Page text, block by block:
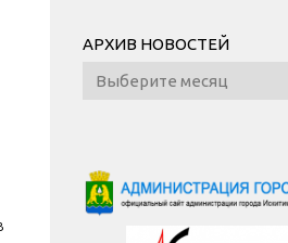
АРХИВ НОВОСТЕЙ
Архив
новостей